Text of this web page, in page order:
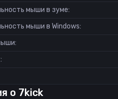
мыши в зуме:
мыши в Windows:
о 7kick